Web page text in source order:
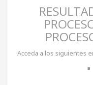
Acceda a los siguientes